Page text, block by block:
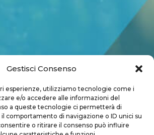
Gestisci Consenso
esperienze, utilizziamo tecnologie come i
e/o accedere alle informazioni del
a queste tecnologie ci permetterà di
comportamento di navigazione o ID unici su
o ritirare il consenso può influire